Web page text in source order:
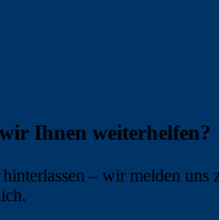
Ihnen weiterhelfen?
– wir melden uns